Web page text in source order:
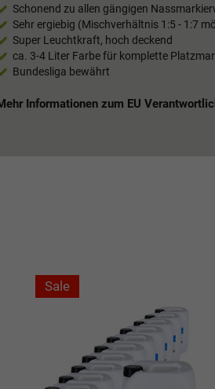
Schonend zu allen gängigen
Sehr ergiebig (Mischverhältnis 1:5 - 1:7
Super Leuchtkraft, hoch deckend
ca. 3-4 Liter Farbe für komplette
Bundesliga bewährt
Informationen zum EU
Sale